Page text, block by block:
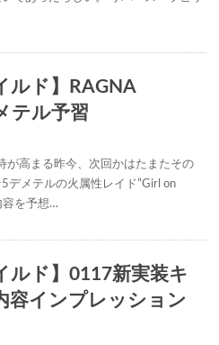
ルド】RAGNA
テル予習
が高まる昨今、次回かはたまたその
メテルの火属性レイド”Girl on
容を予想…
ルド】0117新実装キ
容インプレッション